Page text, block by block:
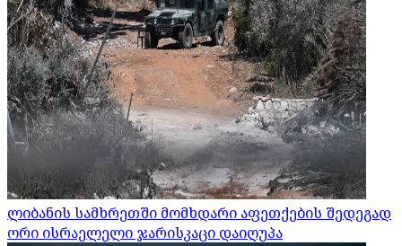
ლიბანის სამხრეთში მომხდარი აფეთქების შედეგად
ორი ისრაელელი ჯარისკაცი დაიღუპა